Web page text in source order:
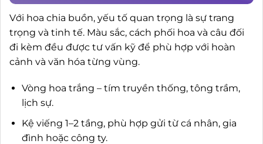
Với hoa chia buồn, yếu tố quan trọng là sự trang
trọng và tinh tế. Màu sắc, cách phối hoa và câu đối
đi kèm đều được tư vấn kỹ để phù hợp với hoàn
cảnh và văn hóa từng vùng.
Vòng hoa trắng – tím truyền thống, tông trầm,
lịch sự.
Kệ viếng 1–2 tầng, phù hợp gửi từ cá nhân, gia
đình hoặc công ty.